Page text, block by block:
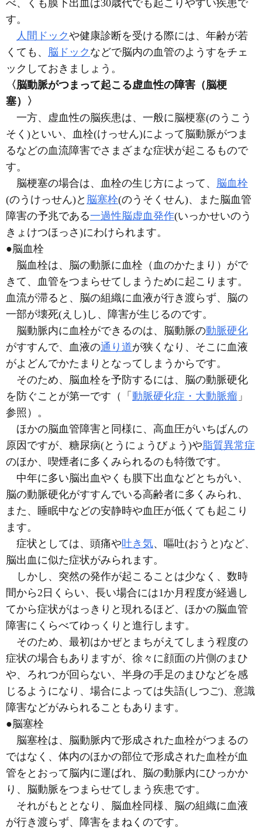
べ、くも膜下出血は30歳代でも起こりやすい疾患で
す。
人間ドックや健康診断を受ける際には、年齢が若
くても、 脳ドック などで脳内の血管のようすをチェ
ックしておきましょう。
〈脳動脈がつまって起こる虚血性の障害（脳梗
塞）〉
一方、虚血性の脳疾患は、一般に脳梗塞(のうこう
そく)といい、血栓(けっせん)によって脳動脈がつま
るなどの血流障害でさまざまな症状が起こるもので
す。
脳梗塞の場合は、血栓の生じ方によって、 脳血栓
(のうけっせん)と 脳塞栓(のうそくせん)、また脳血管
障害の予兆である一過性脳虚血発作(いっかせいのう
きょけつほっさ)にわけられます。
●脳血栓
脳血栓は、脳の動脈に血栓（血のかたまり）がで
きて、血管をつまらせてしまうために起こります。
血流が滞ると、脳の組織に血液が行き渡らず、脳の
一部が壊死(えし) し、障害が生じるのです。
脳動脈内に血栓ができるのは、脳動脈の動脈硬化
がすすんで、血液の通り道が狭くなり、そこに血液
がよどんでかたまりとなってしまうからです。
そのため、脳血栓を予防するには、脳の動脈硬化
を防ぐことが第一です（「 動脈硬化症・大動脈瘤 」
参照）。
ほかの脳血管障害と同様に、高血圧がいちばんの
原因ですが、糖尿病(とうにょうびょう)や脂質異常症
のほか、喫煙者に多くみられるのも特徴です。
中年に多い脳出血やくも膜下出血などとちがい、
脳の動脈硬化がすすんでいる高齢者に多くみられ、
また、睡眠中などの安静時や血圧が低くても起こり
ます。
症状としては、頭痛や吐き気、嘔吐(おうと)など、
脳出血に似た症状がみられます。
しかし、突然の発作が起こることは少なく、数時
間から2日くらい、長い場合には1か月程度が経過し
てから症状がはっきりと現れるほど、ほかの脳血管
障害にくらべてゆっくりと進行します。
そのため、最初はかぜとまちがえてしまう程度の
症状の場合もありますが、徐々に顔面の片側のまひ
や、ろれつが回らない、半身の手足のまひなどを感
じるようになり、場合によっては失語(しつご)、意識
障害などがみられることもあります。
●脳塞栓
脳塞栓は、脳動脈内で形成された血栓がつまるの
ではなく、体内のほかの部位で形成された血栓が血
管をとおって脳内に運ばれ、脳の動脈内にひっかか
り、脳動脈をつまらせてしまう疾患です。
それがもととなり、脳血栓同様、脳の組織に血液
が行き渡らず、障害をまねくのです。